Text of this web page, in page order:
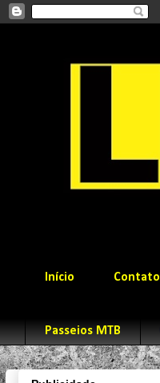
Início Contato
Passeios MTB